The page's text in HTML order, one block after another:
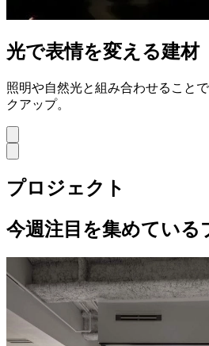
光で表情を変える建材
照明や自然光と組み合わせること
クアップ。
プロジェクト
今週注目を集めている
ビルディングタイプ
オフィスインテリア
White & Steel